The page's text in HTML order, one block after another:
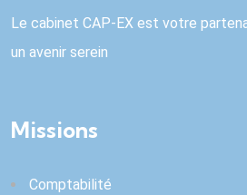
Le cabinet CAP-EX est votre
un avenir serein
Missions
Comptabilité